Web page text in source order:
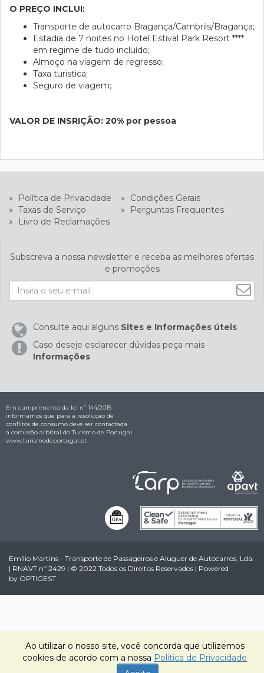
O PREÇO INCLUI:
Transporte de autocarro Bragança/Cambrils/Bragança;
Estadia de 7 noites no Hotel Estival Park Resort ****
em regime de tudo incluído;
Almoço na viagem de regresso;
Taxa turistica;
Seguro de viagem;
VALOR DE INSRIÇÃO: 20% por pessoa
» Política de Privacidade »
Condições Gerais
» Taxas de Serviço »
Perguntas Frequentes
»
Livro de Reclamações
Subscreva a nossa newsletter e receba as melhores ofertas
e promoções
Consulte aqui alguns Sites e Informações úteis
Caso deseje esclarecer dúvidas peça mais
Informações
Em cumprimento da lei nº 144/2015
informamos que para a resolução de
conflitos de consumo deve ser contactada
a comissão arbitral do Turismo de Portugal
www.turismodeportugal.pt
Emílio Martins - Transporte de Passageiros e Aluguer de Autocarros, Lda.
| RNAVT nº 2429 | © 2022 Todos os Direitos Reservados | Powered
by OPTIGEST
Ao utilizar o nosso site, você concorda que utilizemos
cookies de acordo com a nossa Política de Privacidade